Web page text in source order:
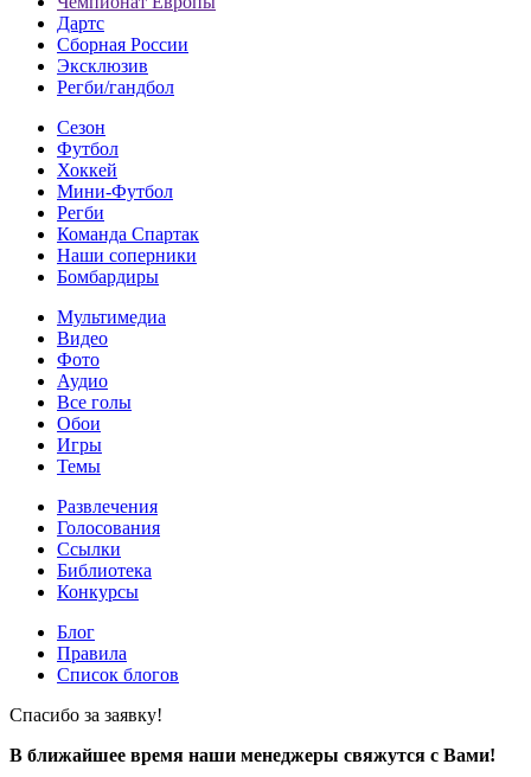
Дартс
Сборная России
Эксклюзив
Регби/гандбол
Сезон
Футбол
Хоккей
Мини-Футбол
Регби
Команда Спартак
Наши соперники
Бомбардиры
Мультимедиа
Видео
Фото
Аудио
Все голы
Обои
Игры
Темы
Развлечения
Голосования
Ссылки
Библиотека
Конкурсы
Блог
Правила
Список блогов
Спасибо за заявку!
В ближайшее время наши менеджеры свяжутся с Вами!